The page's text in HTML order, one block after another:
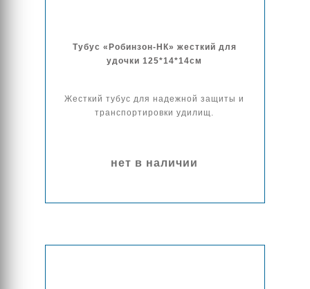
Тубус «Робинзон-НК» жесткий для
удочки 125*14*14см
Жесткий тубус для надежной защиты и
транспортировки удилищ.
нет в наличии